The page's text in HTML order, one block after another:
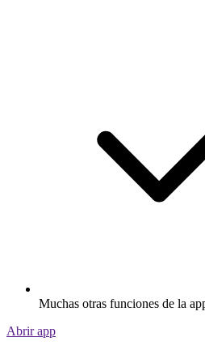
Muchas otras funciones de la
Abrir app